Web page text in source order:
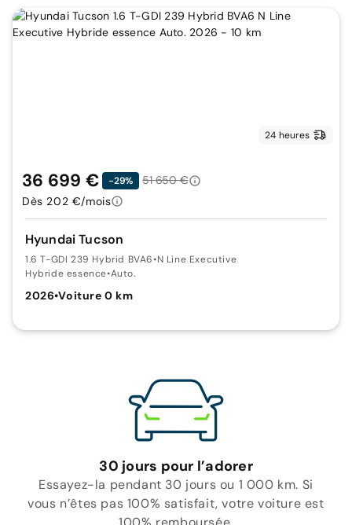
24 heures
Hyundai Tucson
1.6 T-GDI 239 Hybrid BVA6•N Line Executive
Hybride essence•Auto.
2026•Voiture 0 km
36 699 € -29%
51 650 €
Dès 202 €/mois
30 jours pour l’adorer
Essayez-la pendant 30 jours ou 1 000 km. Si
vous n’êtes pas 100% satisfait, votre voiture est